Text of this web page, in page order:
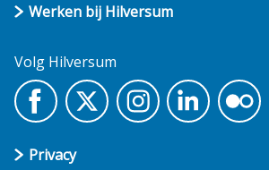
Werken bij Hilversum
Volg Hilversum
Privacy